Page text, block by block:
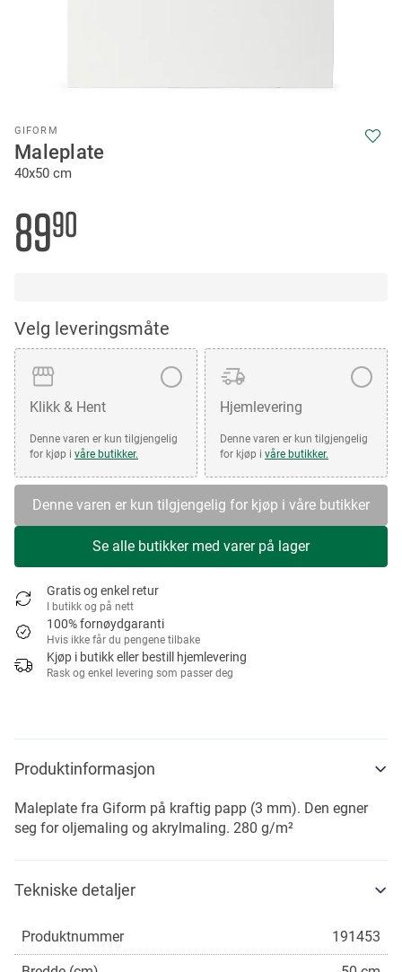
GIFORM
Maleplate
40x50 cm
8990
Velg leveringsmåte
Klikk & Hent
Denne varen er kun tilgjengelig
for kjøp i våre butikker.
Hjemlevering
Denne varen er kun tilgjengelig
for kjøp i våre butikker.
Denne varen er kun tilgjengelig for kjøp i våre butikker
Se alle butikker med varer på lager
Gratis og enkel retur
I butikk og på nett
100% fornøydgaranti
Hvis ikke får du pengene tilbake
Kjøp i butikk eller bestill hjemlevering
Rask og enkel levering som passer deg
to
the
beginning
the
images
gallery
Produktinformasjon
Maleplate fra Giform på kraftig papp (3 mm). Den egner
seg for oljemaling og akrylmaling. 280 g/m²
Tekniske detaljer
Produktnummer 191453